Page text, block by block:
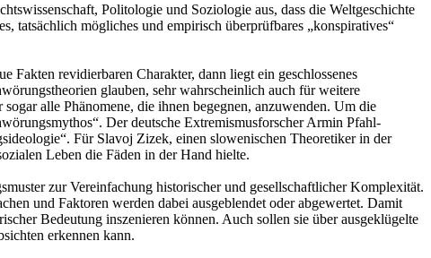
Politologie und Soziologie aus, dass die Weltgeschichte
tatsächlich mögliches und empirisch überprüfbares „konspiratives“
Fakten revidierbaren Charakter, dann liegt ein geschlossenes
glauben, sehr wahrscheinlich auch für weitere
alle Phänomene, die ihnen begegnen, anzuwenden. Um die
Der deutsche Extremismusforscher Armin Pfahl-
Für Slavoj Zizek, einen slowenischen Theoretiker in der
Leben die Fäden in der Hand hielte.
zur Vereinfachung historischer und gesellschaftlicher Komplexität.
und Faktoren werden dabei ausgeblendet oder abgewertet. Damit
Bedeutung inszenieren können. Auch sollen sie über ausgeklügelte
erkennen kann.